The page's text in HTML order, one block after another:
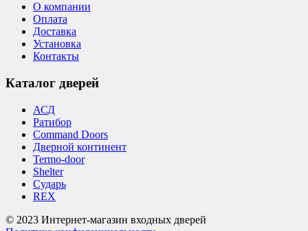
О компании
Оплата
Доставка
Установка
Контакты
Каталог дверей
АСД
Ратибор
Command Doors
Дверной континент
Termo-door
Shelter
Сударь
REX
© 2023 Интернет-магазин входных дверей